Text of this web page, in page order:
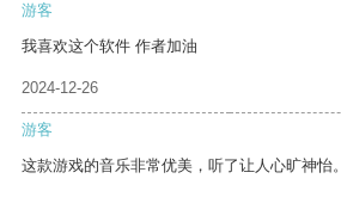
游客
我喜欢这个软件 作者加油
2024-12-26
游客
这款游戏的音乐非常优美，听了让人心旷神怡。